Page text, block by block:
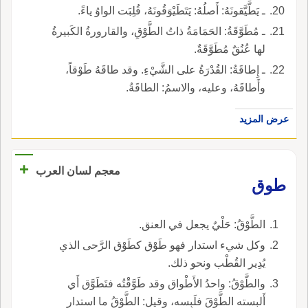
ـ يَطَّيَّقونَهُ: أَصلُهُ: يَتَطَيْوَقُونَهُ، قُلِبَت الواوُ ياءً.
ـ مُطَوَّقَةُ: الحَمَامَةُ ذاتُ الطَّوْقِ، والقارورةُ الكَبيرةُ
لها عُنُقٌ مُطَوَّقَةٌ.
ـ إِطاقَةُ: القُدْرَةُ على الشَّيْءِ. وقد طاقَهُ طَوْقاً،
وأَطاقَهُ، وعليه، والاسمُ: الطاقَةُ.
عرض المزيد
معجم لسان العرب
+
طوق
الطَّوْقُ: حَلْيٌ يجعل في العنق.
وكل شيء استدار فهو طَوْق كطَوْق الرَّحى الذي
يُدِير القُطْب ونحو ذلك.
والطَّوْقُ: واحدُ الأَطْواق وقد طَوَّقْتُه فتَطَوَّق أَي
أَلبسته الطَّوْقَ فلَبِسه، وقيل: الطَّوْقُ ما استدار